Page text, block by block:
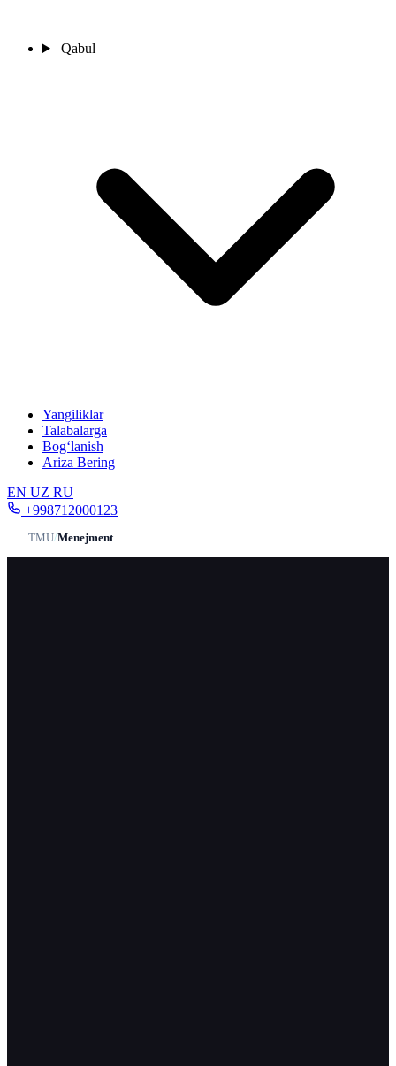
Qabul
Yangiliklar
Talabalarga
Bog‘lanish
Ariza Bering
EN UZ RU
+998712000123
TMU/Menejment